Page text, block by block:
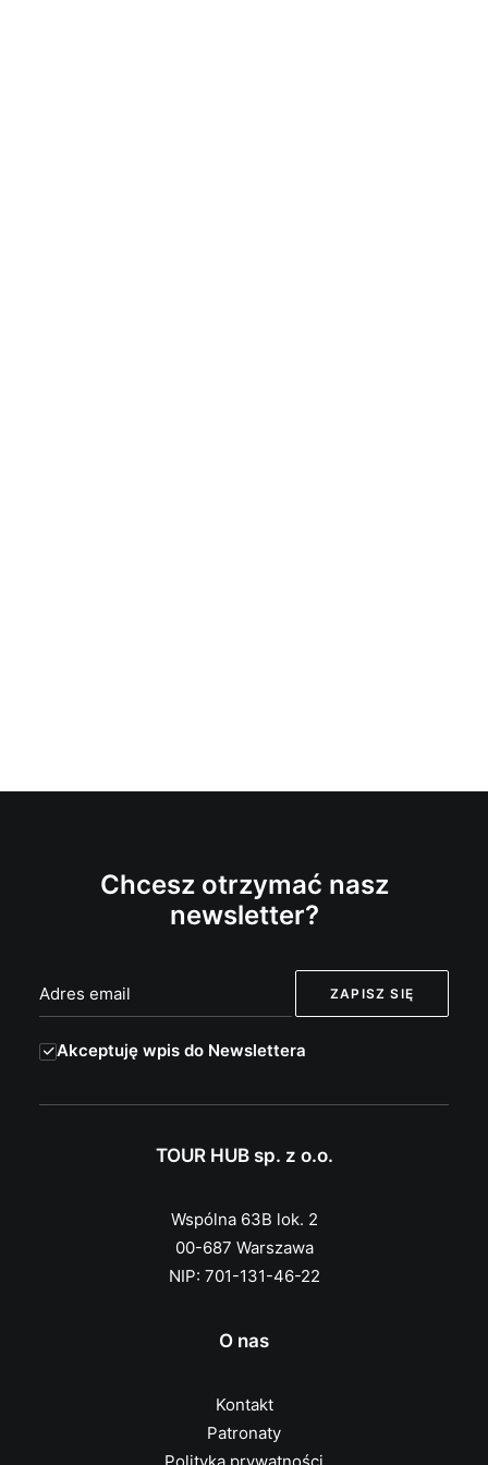
Chcesz otrzymać nasz
newsletter?
Akceptuję wpis do Newslettera
TOUR HUB sp. z o.o.
Wspólna 63B lok. 2
00-687 Warszawa
NIP: 701-131-46-22
O nas
Kontakt
Patronaty